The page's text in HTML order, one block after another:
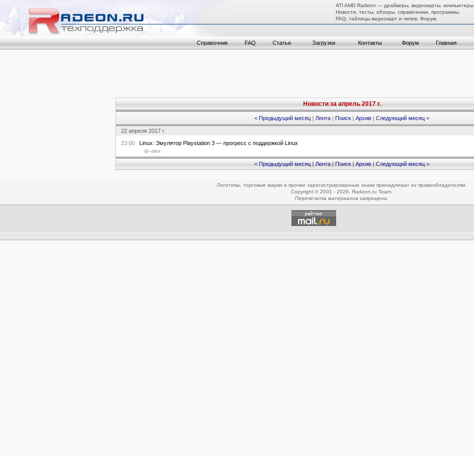
ATI AMD Radeon — драйверы, видеокарты, компьютеры.
Новости, тесты, обзоры, справочники, программы.
FAQ, таблицы видеокарт и чипов. Форум.
Справочник FAQ Статьи Загрузки Контакты Форум Главная
Новости за апрель 2017 г.
< Предыдущий месяц | Лента | Поиск | Архив | Следующий месяц >
22 апреля 2017 г.
23:00 Linux: Эмулятор Playstation 3 — прогресс с поддержкой Linux
dj--alex
< Предыдущий месяц|Лента|Поиск|Архив|Следующий месяц >
Логотипы, торговые марки и прочие зарегистрированные знаки принадлежат их правообладателям.
Copyright © 2001 - 2026, Radeon.ru Team.
Перепечатка материалов запрещена.